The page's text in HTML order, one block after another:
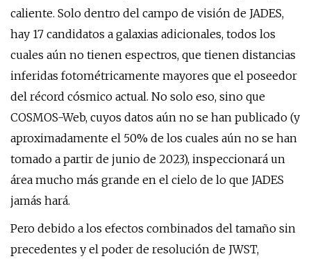
caliente. Solo dentro del campo de visión de JADES,
hay 17 candidatos a galaxias adicionales, todos los
cuales aún no tienen espectros, que tienen distancias
inferidas fotométricamente mayores que el poseedor
del récord cósmico actual. No solo eso, sino que
COSMOS-Web, cuyos datos aún no se han publicado (y
aproximadamente el 50% de los cuales aún no se han
tomado a partir de junio de 2023), inspeccionará un
área mucho más grande en el cielo de lo que JADES
jamás hará.
Pero debido a los efectos combinados del tamaño sin
precedentes y el poder de resolución de JWST,